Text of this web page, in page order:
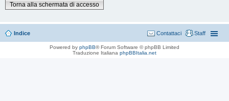
Torna alla schermata di accesso
Indice Staff
Contattaci
Powered by phpBB® Forum Software © phpBB Limited
Traduzione Italiana phpBBItalia.net